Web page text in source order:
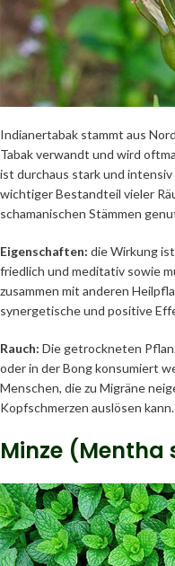
Indianertabak stammt aus
Tabak verwandt und wird
ist durchaus stark und
wichtiger Bestandteil vieler
schamanischen Stämmen
Eigenschaften: die Wirkung
friedlich und meditativ sowie
zusammen mit anderen
synergetische und positive
Rauch: Die getrockneten
oder in der Bong konsumiert
Menschen, die zu Migräne
Kopfschmerzen auslösen kann.
Minze (Mentha